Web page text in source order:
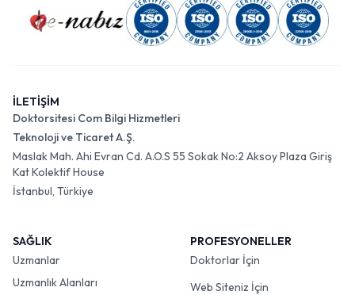
İLETİŞİM
Doktorsitesi Com Bilgi Hizmetleri
Teknoloji ve Ticaret A.Ş.
Maslak Mah. Ahi Evran Cd. A.O.S 55 Sokak No:2 Aksoy Plaza Giriş
Kat Kolektif House
İstanbul, Türkiye
SAĞLIK
Uzmanlar
Uzmanlık Alanları
PROFESYONELLER
Doktorlar İçin
Web Siteniz İçin